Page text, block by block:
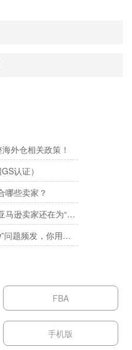
外仓相关政策！
认证）
哪些卖家？
又到了该盘点库存的时候了！亚马逊卖家还在为“积压货”发愁吗？
仅2个月，亚马逊“Call me now”问题频发，你用过了吗？
FBA
手机版